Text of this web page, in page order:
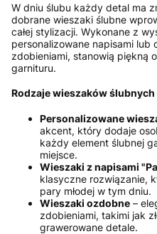
W dniu ślubu każdy detal ma
dobrane wieszaki ślubne
całej stylizacji. Wykonane z
personalizowane napisami lub
zdobieniami, stanowią piękną
garnituru.
Rodzaje wieszaków ślubnych
Personalizowane
akcent, który dodaje
każdy element ślubnej
miejsce.
Wieszaki z napisami
klasyczne rozwiązanie,
pary młodej w tym dniu.
Wieszaki ozdobne –
zdobieniami, takimi jak
grawerowane detale.